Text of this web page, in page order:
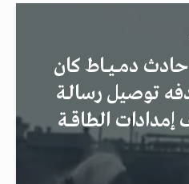
دمــيــاط كان
توصيل رسالـة
الطاقــة